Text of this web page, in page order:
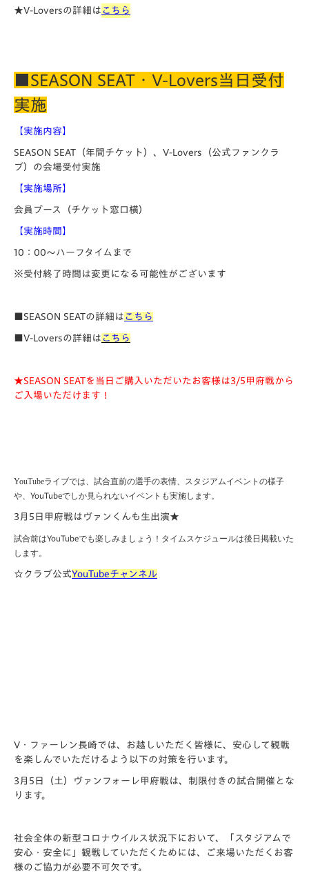
★V-Loversの詳細は こちら
■SEASON SEAT・V-Lovers当日受付
実施
【実施内容】
SEASON SEAT（年間チケット）、V-Lovers（公式ファンクラ
ブ）の会場受付実施
【実施場所】
会員ブース（チケット窓口横）
【実施時間】
10：00～ハーフタイムまで
※受付終了時間は変更になる可能性がございます
■SEASON SEATの詳細は こちら
■V-Loversの詳細は こちら
★SEASON SEATを当日ご購入いただいたお客様は3/5甲府戦から
ご入場いただけます！
YouTubeライブでは、試合直前の選手の表情、スタジアムイベントの様子
や、 YouTubeでしか見られないイベントも実施します。
3月5日甲府戦はヴァンくんも生出演★
試合前はYouTubeでも楽しみましょう！タイムスケジュールは後日掲載いた
します。
☆クラブ公式YouTubeチャンネル
V・ファーレン長崎では、お越しいただく皆様に、安心して観戦
を楽しんでいただけるよう以下の対策を行います。
3月5日（土）ヴァンフォーレ甲府戦は、制限付きの試合開催とな
ります。
社会全体の新型コロナウイルス状況下において、「スタジアムで
安心・安全に」観戦していただくためには、ご来場いただくお客
様のご協力が必要不可欠です。